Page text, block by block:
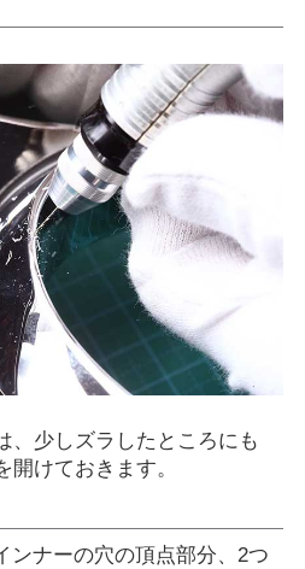
、少しズラしたところにも
開けておきます。
ンナーの穴の頂点部分、2つ